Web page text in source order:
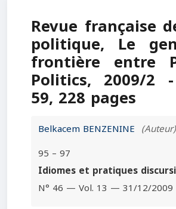
Revue française
politique, Le
frontière entre
Politics, 2009/2
59, 228 pages
Belkacem BENZENINE (Auteur)
95 – 97
Idiomes et pratiques
N° 46 — Vol. 13 — 31/12/2009